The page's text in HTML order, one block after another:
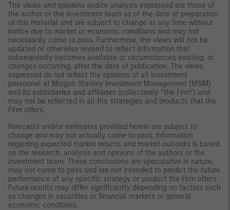
The views and opinions and/or analysis expressed are those of
the author or the investment team as of the date of preparation
of this material and are subject to change at any time without
notice due to market or economic conditions and may not
necessarily come to pass. Furthermore, the views will not be
updated or otherwise revised to reflect information that
subsequently becomes available or circumstances existing, or
changes occurring, after the date of publication. The views
expressed do not reflect the opinions of all investment
personnel at Morgan Stanley Investment Management (MSIM)
and its subsidiaries and affiliates (collectively “the Firm”) and
may not be reflected in all the strategies and products that the
Firm offers.
Forecasts and/or estimates provided herein are subject to
change and may not actually come to pass. Information
regarding expected market returns and market outlooks is based
on the research, analysis and opinions of the authors or the
investment team. These conclusions are speculative in nature,
may not come to pass and are not intended to predict the future
performance of any specific strategy or product the Firm offers.
Future results may differ significantly depending on factors such
as changes in securities or financial markets or general
economic conditions.